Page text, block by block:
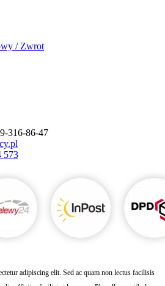
/ Zwrot
316-86-47
573
adipiscing elit. Sed ac quam non lectus facilisis